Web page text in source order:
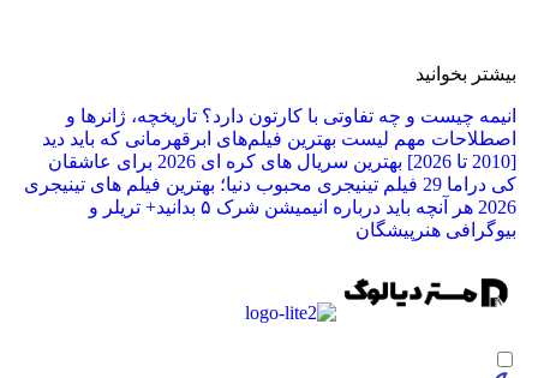
بیشتر بخوانید
انیمه چیست و چه تفاوتی با کارتون دارد؟ تاریخچه، ژانرها و
اصطلاحات مهم لیست بهترین فیلم‌های ابرقهرمانی که باید دید
[2010 تا 2026]
بهترین سریال های کره ای 2026 برای عاشقان
کی دراما
29 فیلم تینیجری محبوب دنیا؛ بهترین فیلم‌ های تینیجری
2026
هر آنچه باید درباره انیمیشن شرک ۵ بدانید+ تریلر و
بیوگرافی هنرپیشگان